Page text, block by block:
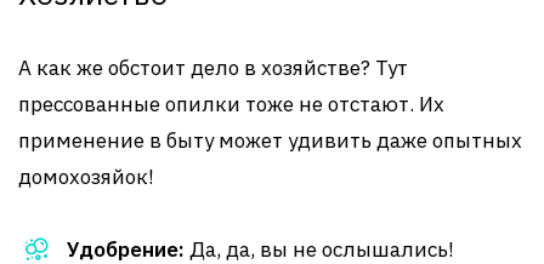
А как же обстоит дело в хозяйстве? Тут
прессованные опилки тоже не отстают. Их
применение в быту может удивить даже опытных
домохозяйок!
Удобрение: Да, да, вы не ослышались!